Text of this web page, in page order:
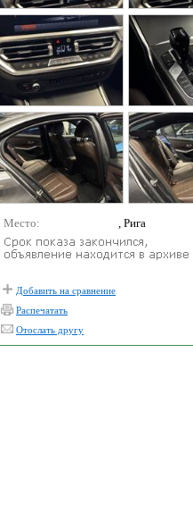
Место: , Рига
Добавить на сравнение
Распечатать
Отослать другу